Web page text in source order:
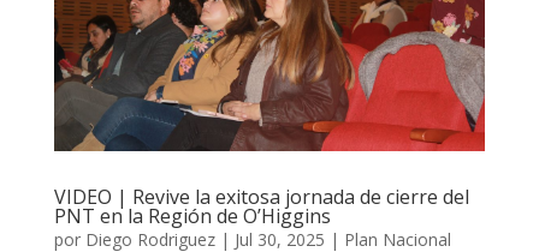
VIDEO | Revive la exitosa jornada de cierre del
PNT en la Región de O’Higgins
por Diego Rodriguez| Jul 30, 2025 | Plan Nacional